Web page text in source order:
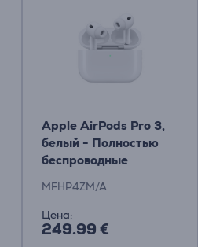
Apple AirPods Pro 3,
белый - Полностью
беспроводные
MFHP4ZM/A
Цена:
249.99 €